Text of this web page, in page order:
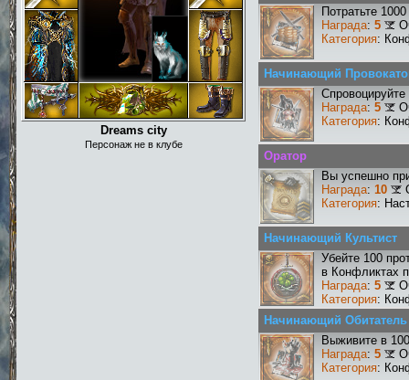
Dreams city
Персонаж не в клубе
Потратьте
Награда: 5
Категория:
Начинающий
Награда: 5
Категория:
Оратор
Вы успешно
Награда: 10
Категория:
Начинающий Культист
Убейте 100
в Конфликтах
Награда: 5
Категория:
Начинающий
Выживите в
Награда: 5
Категория: